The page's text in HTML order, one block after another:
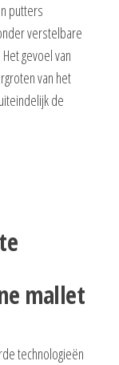
putters
verstelbare
gevoel van
van het
de
mallet
technologieën